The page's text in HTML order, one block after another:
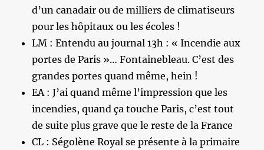
d’un canadair ou de milliers de climatiseurs
pour les hôpitaux ou les écoles !
LM : Entendu au journal 13h : « Incendie aux
portes de Paris »… Fontainebleau. C’est des
grandes portes quand même, hein !
EA : J’ai quand même l’impression que les
incendies, quand ça touche Paris, c’est tout
de suite plus grave que le reste de la France
CL : Ségolène Royal se présente à la primaire